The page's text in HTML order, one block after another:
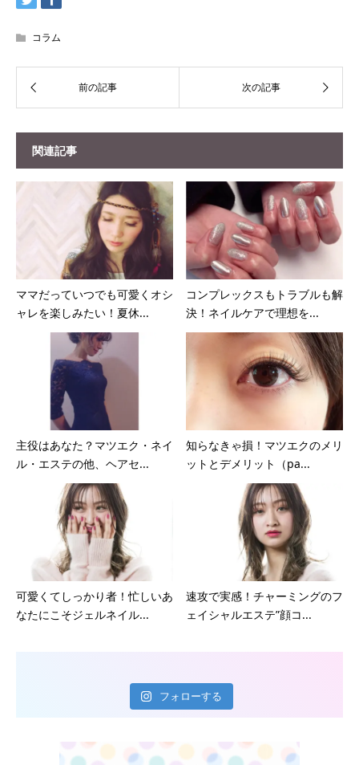
コラム
関連記事
ママだっていつでも可愛くオシ
ャレを楽しみたい！夏休...
コンプレックスもトラブルも解
決！ネイルケアで理想を...
主役はあなた？マツエク・ネイ
ル・エステの他、ヘアセ...
知らなきゃ損！マツエクのメリ
ットとデメリット（pa...
可愛くてしっかり者！忙しいあ
なたにこそジェルネイル...
速攻で実感！チャーミングのフ
ェイシャルエステ”顔コ...
フォローする